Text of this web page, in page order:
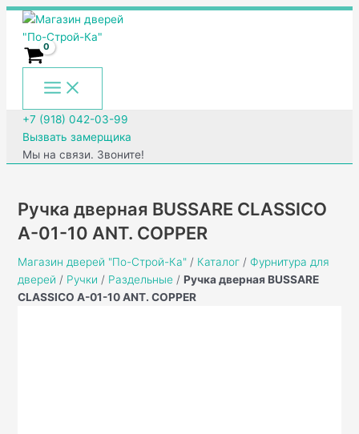
Перейти
содержимому
Main
Menu
+7 (918) 042-03-99
Вызвать замерщика
Мы на связи. Звоните!
Ручка дверная BUSSARE CLASSICO
А-01-10 ANT. COPPER
Магазин дверей "По-Строй-Ка"/ Каталог/ Фурнитура для
дверей / Ручки / Раздельные / Ручка дверная BUSSARE
CLASSICO А-01-10 ANT. COPPER
Количество
товара
Ручка
дверная
CLASSICO
А-01-
10
ANT.
COPPER